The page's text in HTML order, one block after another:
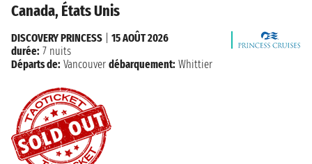
Canada, États Unis
DISCOVERY PRINCESS
15 AOÛT 2026
durée: 7 nuits
Départs de: Vancouver débarquement: Whittier